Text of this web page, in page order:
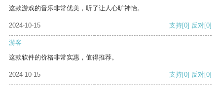
这款游戏的音乐非常优美，听了让人心旷神怡。
2024-10-15 支持[0] 反对[0]
游客
这款软件的价格非常实惠，值得推荐。
2024-10-15 支持[0] 反对[0]